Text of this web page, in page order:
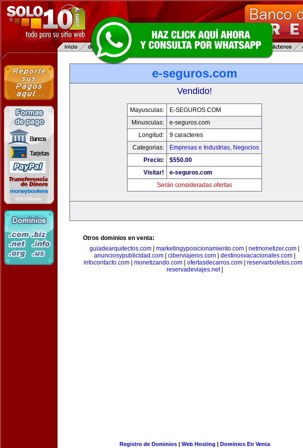
e-seguros.com
Vendido!
Mayusculas:
E-SEGUROS.COM
Minusculas:
e-seguros.com
Longitud:
9 caracteres
Categorias:
Empresas e Industrias, Negocios
Precio:
$550.00
Visitar!
e-seguros.com
Serán consideradas ofertas
Otros dominios en venta:
guiadearquitectos.com
marketingyposicionamiento.com netmonetizer.com
anunciosypublicidad.com| ciberviajeros.com| destinosvacacionales.com|
infocontacto.com
monetizando.com ofertasdecarros.com reservarboletos.com
reservadeviajes.net|
Registro de Dominios| Web Hosting | Dominios En Venta